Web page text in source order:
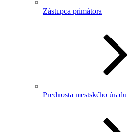
Zástupca primátora
Prednosta mestského úradu